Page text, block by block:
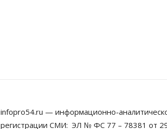
infopro54.ru — информационно-
регистрации СМИ: ЭЛ № ФС 77 – 78381 от